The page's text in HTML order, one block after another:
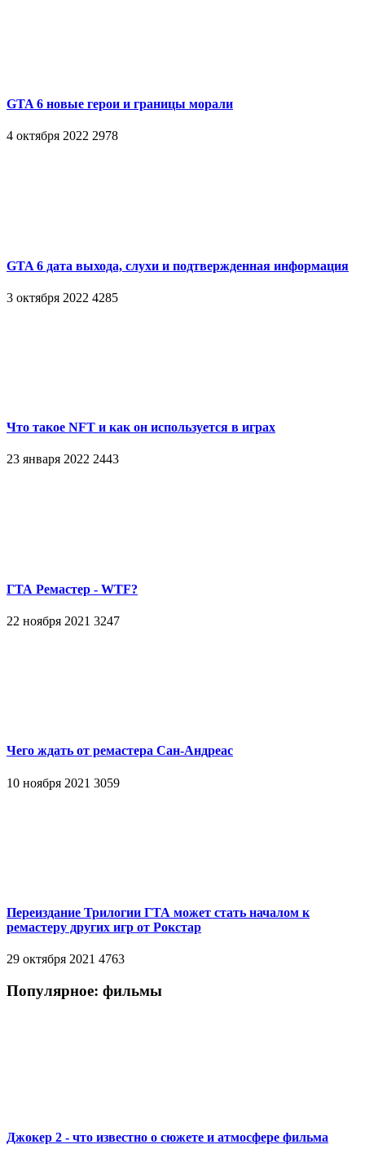
GTA 6 новые герои и границы морали
4 октября 2022 2978
GTA 6 дата выхода, слухи и подтвержденная информация
3 октября 2022 4285
Что такое NFT и как он используется в играх
23 января 2022 2443
ГТА Ремастер - WTF?
22 ноября 2021 3247
Чего ждать от ремастера Сан-Андреас
10 ноября 2021 3059
Переиздание Трилогии ГТА может стать началом к
ремастеру других игр от Рокстар
29 октября 2021 4763
Популярное: фильмы
Джокер 2 - что известно о сюжете и атмосфере фильма